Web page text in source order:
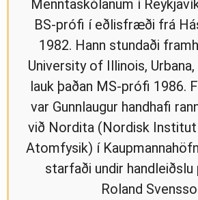
Menntaskólanum í
BS-prófi í eðlisfræði frá
1982. Hann stundaði
University of Illinois,
lauk þaðan MS-prófi 1986.
var Gunnlaugur handhafi
við Nordita (Nordisk
Atomfysik) í
starfaði undir
Roland